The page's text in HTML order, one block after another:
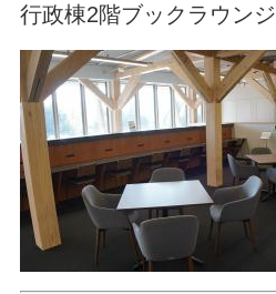
行政棟2階ブックラウンジ